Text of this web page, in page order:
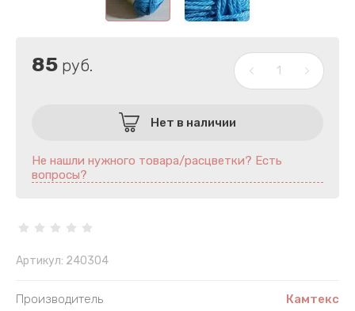
Полиакрил
85 руб.
Нет в наличии
Не нашли нужного товара/расцветки? Есть
вопросы?
Артикул: 240304
Производитель Камтекс